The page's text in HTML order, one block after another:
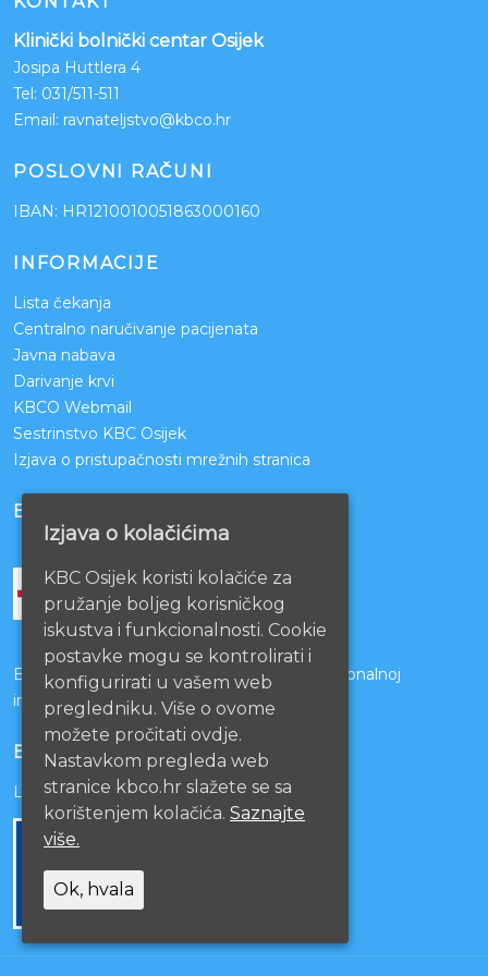
Klinički bolnički centar Osijek
Josipa Huttlera 4
Tel: 031/511-511
Email: ravnateljstvo@kbco.hr
POSLOVNI RAČUNI
IBAN: HR1210010051863000160
INFORMACIJE
Lista čekanja
Centralno naručivanje pacijenata
Javna nabava
Darivanje krvi
KBCO Webmail
Sestrinstvo KBC Osijek
Izjava o pristupačnosti mrežnih stranica
BOLNICE PARTNERI
Bolnice s kojima je potpisan ugovor o funkcionalnoj
integraciji
EU PROJEKTI
Lista projekata
Izjava o kolačićima
KBC Osijek koristi kolačiće za
pružanje boljeg korisničkog
iskustva i funkcionalnosti. Cookie
postavke mogu se kontrolirati i
konfigurirati u vašem web
pregledniku. Više o ovome
možete pročitati ovdje.
Nastavkom pregleda web
stranice kbco.hr slažete se sa
korištenjem kolačića. Saznajte
više.
Ok, hvala